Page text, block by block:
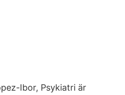
Ibor, Psykiatri är